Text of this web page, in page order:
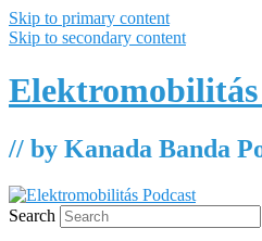
Skip to primary content
Skip to secondary content
Elektromobilitás
// by Kanada Banda
Search